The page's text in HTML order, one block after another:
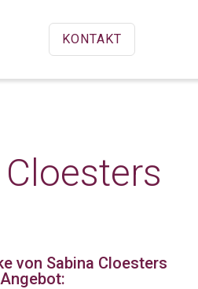
KONTAKT
von Sabina Cloesters